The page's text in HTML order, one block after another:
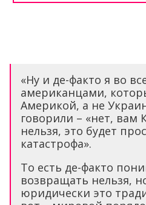
«Ну и де-факто я во
американцами,
Америкой, а не
говорили – «нет,
нельзя, это будет
катастрофа».
То есть де-факто
возвращать нельзя,
юридически это